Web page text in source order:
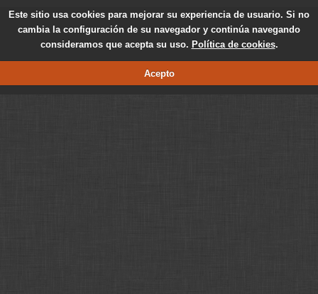
Este sitio usa cookies para mejorar su experiencia de usuario. Si no
cambia la configuración de su navegador y continúa navegando
consideramos que acepta su uso. Política de cookies.
Acepto